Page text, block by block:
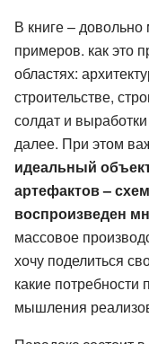
В книге – довольно
примеров. как это
областях:
строительстве,
солдат и
далее. При этом
идеальный
артефактов –
воспроизведен
массовое
хочу поделиться
какие потребности
мышления